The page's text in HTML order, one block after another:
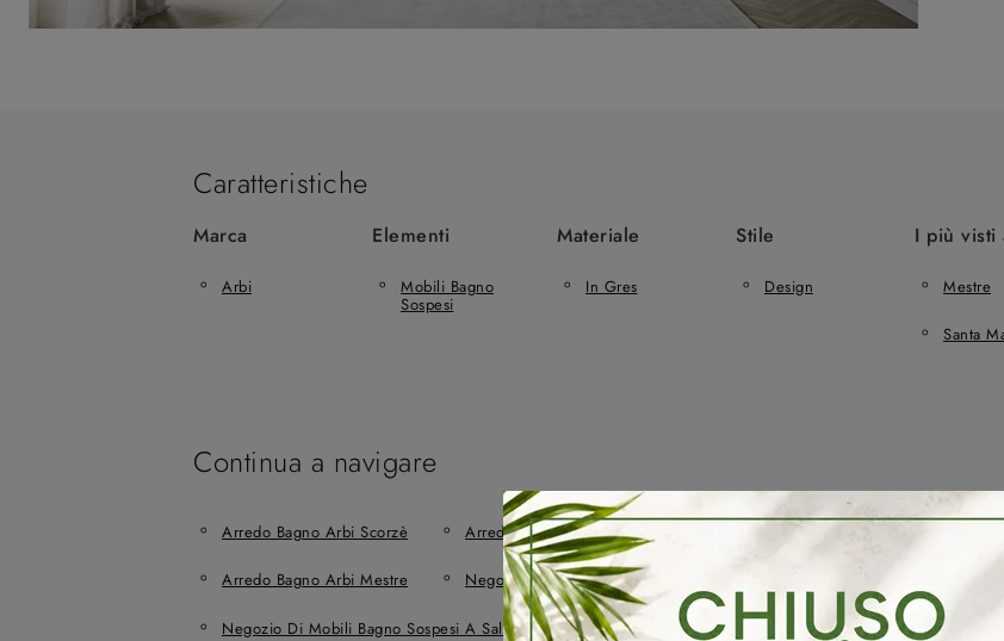
Caratteristiche
Marca
Arbi
Elementi
Mobili Bagno
Sospesi
Materiale
In Gres
Stile
Design
I più visti
Mestre
Santa
Continua a navigare
Arredo Bagno Arbi Scorzè Arredo Bagno Arbi Santa Maria Di Sala Arredo Bagno Arbi Salzano
Arredo Bagno Arbi Mestre Negozio Di Mobili Bagno Sospesi A Scorzè Negozio Di Mobili
Negozio Di Mobili Bagno Sospesi A Salzano Negozio Di Mobili Bagno Sospesi A Mira